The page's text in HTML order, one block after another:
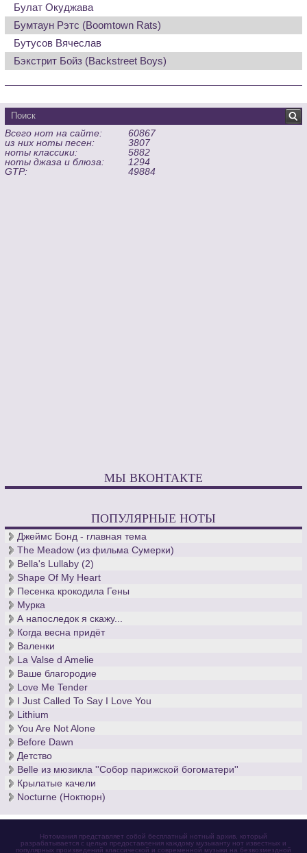
Булат Окуджава
Бумтаун Рэтс (Boomtown Rats)
Бутусов Вячеслав
Бэкстрит Бойз (Backstreet Boys)
Всего нот на сайте:
60867
из них ноты песен:
3807
ноты классики:
5882
ноты джаза и блюза:
1294
GTP:
49884
МЫ ВКОНТАКТЕ
ПОПУЛЯРНЫЕ НОТЫ
Джеймс Бонд - главная тема
The Meadow (из фильма Сумерки)
Bella's Lullaby (2)
Shape Of My Heart
Песенка крокодила Гены
Мурка
А напоследок я скажу...
Когда весна придёт
Валенки
La Valse d Amelie
Ваше благородие
Love Me Tender
I Just Called To Say I Love You
Lithium
You Are Not Alone
Before Dawn
Детство
Belle из мюзикла ''Собор парижской богоматери''
Крылатые качели
Nocturne (Ноктюрн)
Нотомания представляет собой бесплатный нотный архив, который
разрабатывается с целью предоставления каждому музыканту нот известных и
популярных произведений классической и современной музыки на безвозмездной